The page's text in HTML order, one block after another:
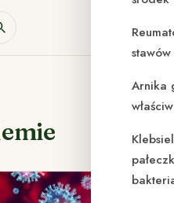
Arnika